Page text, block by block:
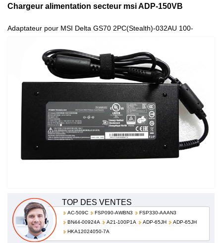
Chargeur alimentation secteur msi ADP-150VB
Adaptateur pour MSI Delta GS70 2PC(Stealth)-032AU 100-
TOP DES VENTES
AC-509C FSP090-AWBN3
FSP330-AAAN3
BN44-00924A
A21-100P1A ADP-65JH
ADP-65JH
HKA12024050-7A